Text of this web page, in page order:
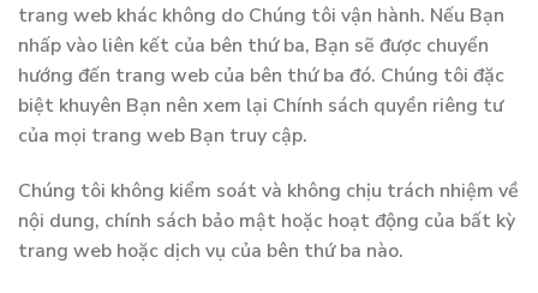
trang web khác không do Chúng tôi vận hành. Nếu Bạn
nhấp vào liên kết của bên thứ ba, Bạn sẽ được chuyển
hướng đến trang web của bên thứ ba đó. Chúng tôi đặc
biệt khuyên Bạn nên xem lại Chính sách quyền riêng tư
của mọi trang web Bạn truy cập.
Chúng tôi không kiểm soát và không chịu trách nhiệm về
nội dung, chính sách bảo mật hoặc hoạt động của bất kỳ
trang web hoặc dịch vụ của bên thứ ba nào.